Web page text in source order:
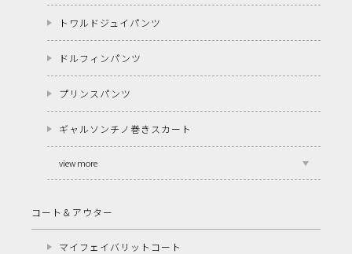
トワルドジュイパンツ
ドルフィンパンツ
プリンスパンツ
ギャルソンチノ巻きスカート
view more
コート＆アウター
マイフェイバリットコート